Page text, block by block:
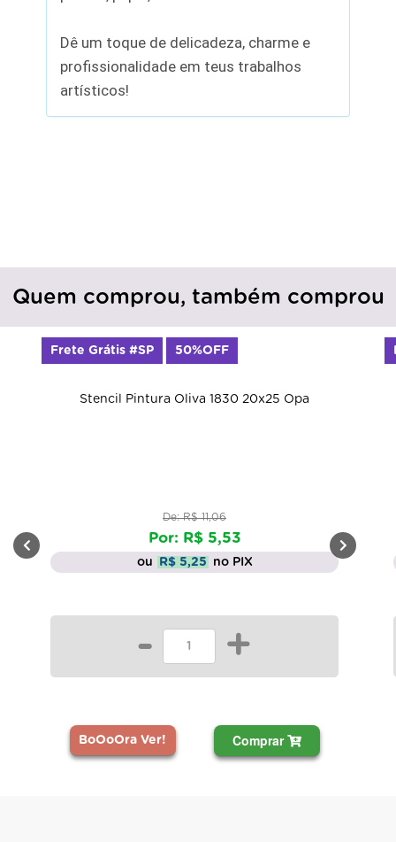
Dê um toque de delicadeza, charme e
profissionalidade em teus trabalhos
artísticos!
Quem comprou, também comprou
Stencil Pintura Oliva 1830 20x25 Opa
De: R$ 11,06
Por: R$ 5,53
ou R$ 5,25 no PIX
- +
BoOoOra Ver! Comprar
Frete Grátis #SP 50%OFF